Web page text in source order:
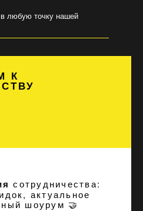
любую точку нашей
К
сотрудничества:
актуальное
шоурум 🤝